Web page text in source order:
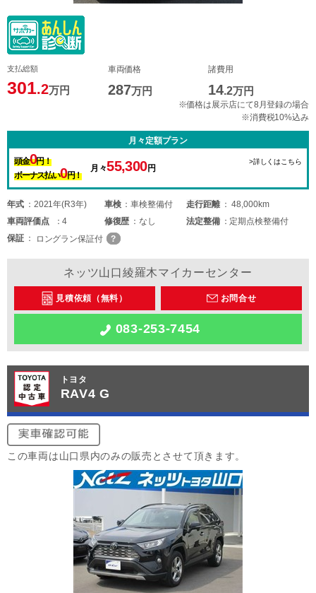
支払総額
301.2万円
車両価格
287万円
諸費用
14.2万円
※価格は展示店にて8月登録の場合
※消費税10%込み
月々定額プラン
頭金0円！
ボーナス払い0円！
月々55,300円
>詳しくはこちら
年式 2021年(R3年) 車検 車検整備付 走行距離
48,000km
車両評価点 4 修復歴 なし 法定整備
定期点検整備付
保証
ロングラン保証付
ネッツ山口綾羅木マイカーセンター
見積依頼（無料） お問合せ
083-253-7454
トヨタ
RAV4 G
この車両は山口県内のみの販売とさせて頂きます。